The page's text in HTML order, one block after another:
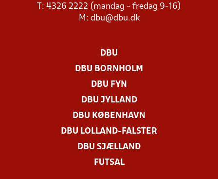
T: 4326 2222 (mandag - fredag 9-16)
M: dbu@dbu.dk
DBU
DBU BORNHOLM
DBU FYN
DBU JYLLAND
DBU KØBENHAVN
DBU LOLLAND-FALSTER
DBU SJÆLLAND
FUTSAL